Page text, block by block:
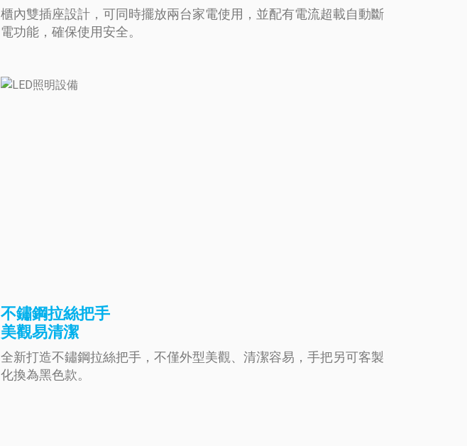
櫃內雙插座設計，可同時擺放兩台家電使用，並配有電流超載自動斷
電功能，確保使用安全。
不鏽鋼拉絲把手
美觀易清潔
全新打造不鏽鋼拉絲把手，不僅外型美觀、清潔容易，手把另可客製
化換為黑色款。